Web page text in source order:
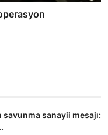
savunma sanayii mesajı: